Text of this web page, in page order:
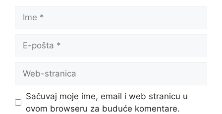
pošta
stranica
Sačuvaj moje ime, email i web stranicu u
ovom browseru za buduće komentare.